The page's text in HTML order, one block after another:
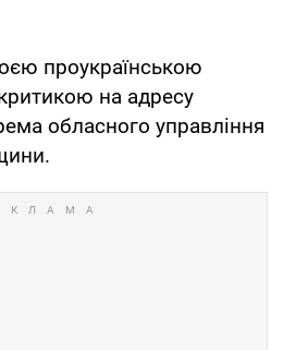
проукраїнською
на адресу
обласного управління